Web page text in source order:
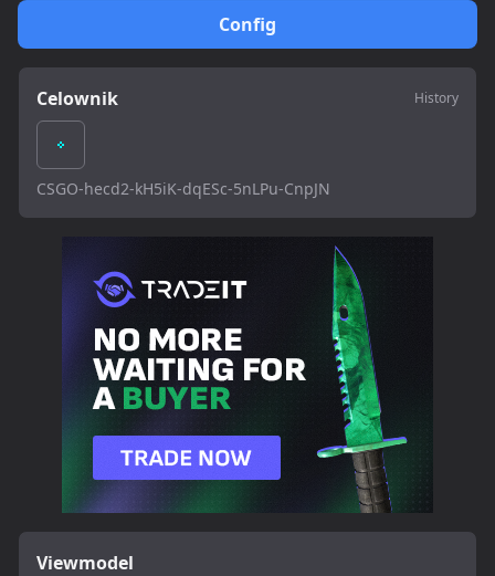
Config
Celownik History
CSGO-hecd2-kH5iK-dqESc-5nLPu-CnpJN
Viewmodel